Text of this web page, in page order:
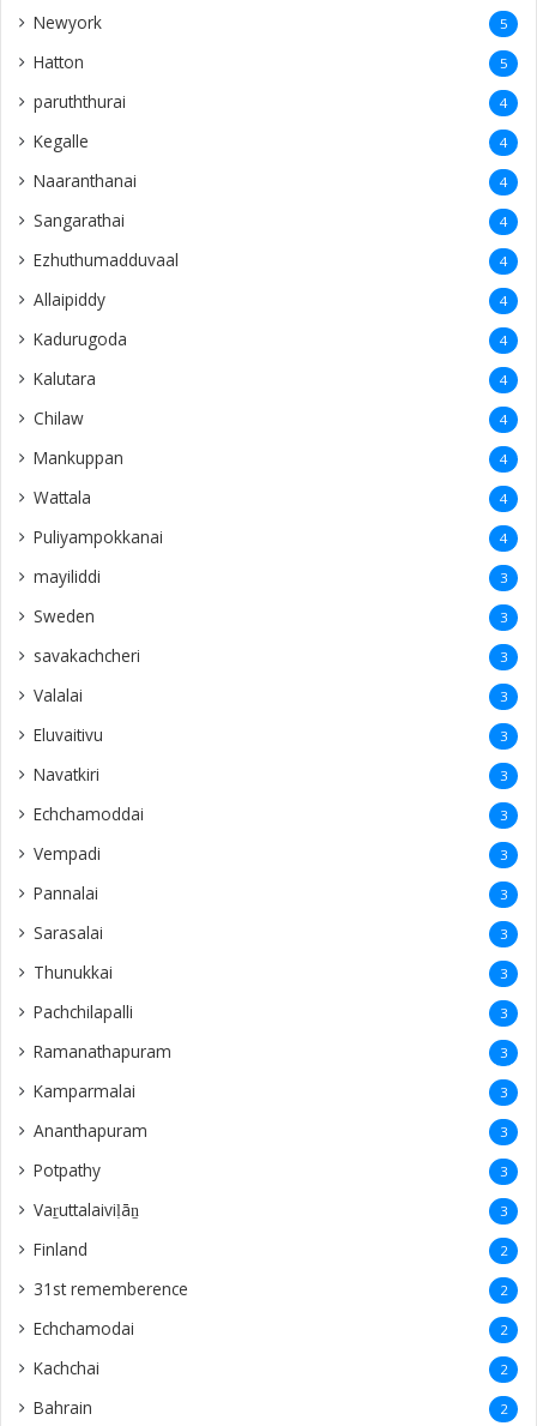
Newyork 5
Hatton 5
paruththurai 4
Kegalle 4
Naaranthanai 4
Sangarathai 4
Ezhuthumadduvaal 4
Allaipiddy 4
Kadurugoda 4
Kalutara 4
Chilaw 4
Mankuppan 4
Wattala 4
Puliyampokkanai 4
mayiliddi 3
Sweden 3
savakachcheri 3
Valalai 3
Eluvaitivu 3
Navatkiri 3
Echchamoddai 3
Vempadi 3
Pannalai 3
Sarasalai 3
Thunukkai 3
Pachchilapalli 3
Ramanathapuram 3
Kamparmalai 3
Ananthapuram 3
‎Potpathy 3
Vaṟuttalaiviḷāṉ 3
Finland 2
31st rememberence 2
Echchamodai 2
Kachchai 2
Bahrain 2